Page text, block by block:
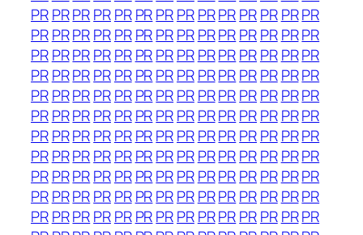
PRPRPRPRPR PRPRPRPRPRPRPR PRPR
PRPRPRPRPR PRPRPRPRPRPRPR PRPR
PRPRPRPRPR PRPRPRPRPRPRPR PRPR
PRPRPRPRPR PRPRPRPRPRPRPR PRPR
PRPRPRPRPR PRPRPRPRPRPRPR PRPR
PRPRPRPRPR PRPRPRPRPRPRPR PRPR
PRPRPRPRPR PRPRPRPRPRPRPR PRPR
PRPRPRPRPR PRPRPRPRPRPRPR PRPR
PRPRPRPRPR PRPRPRPRPRPRPR PRPR
PRPRPRPRPR PRPRPRPRPRPRPR PRPR
PRPRPRPRPR PRPRPRPRPRPRPR PRPR